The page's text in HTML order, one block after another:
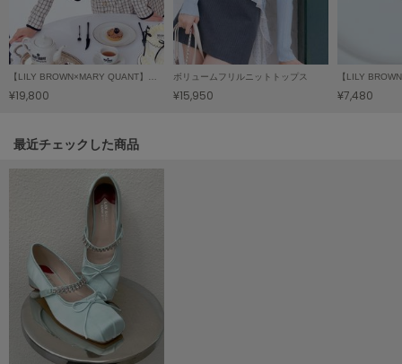
LeSportsac
レスポートサック
LILY BROWN
リリーブラウン
リトルユニオン トウキョウ
made of Organics
メイドオブオーガニクス
MICHU COQUETTE
ミチュ コケット
MIESROHE
ミースロエ
【LILY BROWN×MARY QUANT】ダブルボタンジャケット
¥19,800
ボリュームフリルニットトップス
¥15,950 ¥7,480
関連記事
最近チェックした商品